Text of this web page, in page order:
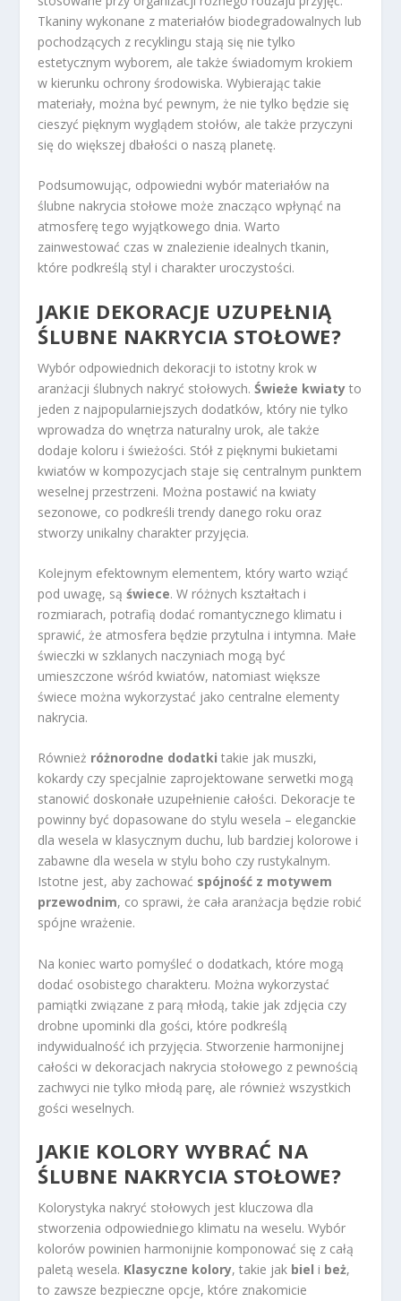
Tkaniny wykonane z materiałów biodegradowalnych lub
pochodzących z recyklingu stają się nie tylko
estetycznym wyborem, ale także świadomym krokiem
w kierunku ochrony środowiska. Wybierając takie
materiały, można być pewnym, że nie tylko będzie się
cieszyć pięknym wyglądem stołów, ale także przyczyni
się do większej dbałości o naszą planetę.
Podsumowując, odpowiedni wybór materiałów na
ślubne nakrycia stołowe może znacząco wpłynąć na
atmosferę tego wyjątkowego dnia. Warto
zainwestować czas w znalezienie idealnych tkanin,
które podkreślą styl i charakter uroczystości.
JAKIE DEKORACJE UZUPEŁNIĄ
ŚLUBNE NAKRYCIA STOŁOWE?
Wybór odpowiednich dekoracji to istotny krok w
aranżacji ślubnych nakryć stołowych.Świeże kwiaty to
jeden z najpopularniejszych dodatków, który nie tylko
wprowadza do wnętrza naturalny urok, ale także
dodaje koloru i świeżości. Stół z pięknymi bukietami
kwiatów w kompozycjach staje się centralnym punktem
weselnej przestrzeni. Można postawić na kwiaty
sezonowe, co podkreśli trendy danego roku oraz
stworzy unikalny charakter przyjęcia.
Kolejnym efektownym elementem, który warto wziąć
pod uwagę, sąświece. W różnych kształtach i
rozmiarach, potrafią dodać romantycznego klimatu i
sprawić, że atmosfera będzie przytulna i intymna. Małe
świeczki w szklanych naczyniach mogą być
umieszczone wśród kwiatów, natomiast większe
świece można wykorzystać jako centralne elementy
nakrycia.
Również różnorodne dodatki takie jak muszki,
kokardy czy specjalnie zaprojektowane serwetki mogą
stanowić doskonałe uzupełnienie całości. Dekoracje te
powinny być dopasowane do stylu wesela – eleganckie
dla wesela w klasycznym duchu, lub bardziej kolorowe i
zabawne dla wesela w stylu boho czy rustykalnym.
Istotne jest, aby zachować spójność z motywem
przewodnim, co sprawi, że cała aranżacja będzie robić
spójne wrażenie.
Na koniec warto pomyśleć o dodatkach, które mogą
dodać osobistego charakteru. Można wykorzystać
pamiątki związane z parą młodą, takie jak zdjęcia czy
drobne upominki dla gości, które podkreślą
indywidualność ich przyjęcia. Stworzenie harmonijnej
całości w dekoracjach nakrycia stołowego z pewnością
zachwyci nie tylko młodą parę, ale również wszystkich
gości weselnych.
JAKIE KOLORY WYBRAĆ NA
ŚLUBNE NAKRYCIA STOŁOWE?
Kolorystyka nakryć stołowych jest kluczowa dla
stworzenia odpowiedniego klimatu na weselu. Wybór
kolorów powinien harmonijnie komponować się z całą
paletą wesela. Klasyczne kolory, takie jak biel i beż,
to zawsze bezpieczne opcje, które znakomicie